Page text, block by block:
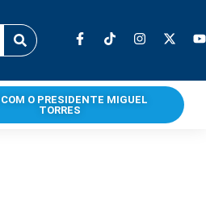
O PRESIDENTE MIGUEL
TORRES